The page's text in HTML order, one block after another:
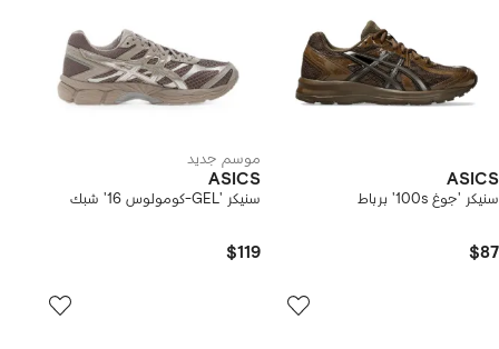
ASICS
سنيكر 'جوغ 100s' برباط
$87
موسم جديد
ASICS
سنيكر 'GEL-كومولوس 16' شبك
$119